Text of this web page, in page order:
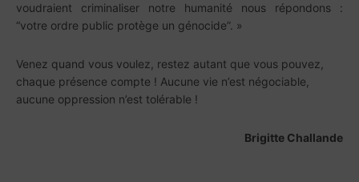
voudraient criminaliser notre humanité nous répondons :
“votre ordre public protège un génocide”. »
Venez quand vous voulez, restez autant que vous pouvez,
chaque présence compte ! Aucune vie n’est négociable,
aucune oppression n’est tolérable !
Brigitte Challande